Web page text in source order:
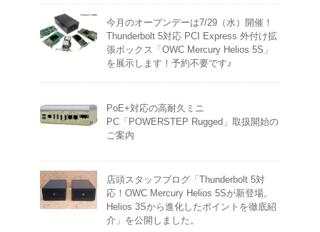
今月のオープンデーは7/29（水）開催！
Thunderbolt 5対応 PCI Express 外付け拡
張ボックス「OWC Mercury Helios 5S」
を展示します！予約不要です♪
PoE+対応の高耐久ミニ
PC「POWERSTEP Rugged」取扱開始の
ご案内
店頭スタッフブログ「Thunderbolt 5対
応！OWC Mercury Helios 5Sが新登場。
Helios 3Sから進化したポイントを徹底紹
介」を公開しました。